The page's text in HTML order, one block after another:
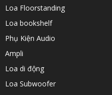
Loa Floorstanding
Loa bookshelf
Phụ Kiện Audio
Ampli
Loa di động
Loa Subwoofer